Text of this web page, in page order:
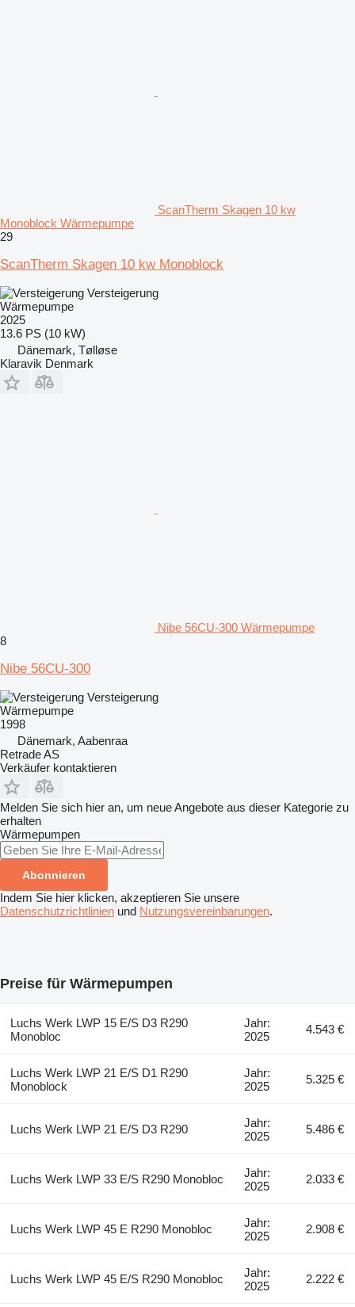
ScanTherm Skagen 10 kw
Monoblock Wärmepumpe
29
ScanTherm Skagen 10 kw Monoblock
Versteigerung
Wärmepumpe
2025
13.6 PS (10 kW)
Dänemark, Tølløse
Klaravik Denmark
Nibe 56CU-300 Wärmepumpe
8
Nibe 56CU-300
Versteigerung
Wärmepumpe
1998
Dänemark, Aabenraa
Retrade AS
Verkäufer kontaktieren
Melden Sie sich hier an, um neue Angebote aus dieser Kategorie zu
erhalten
Wärmepumpen
Abonnieren
Indem Sie hier klicken, akzeptieren Sie unsere
Datenschutzrichtlinien und Nutzungsvereinbarungen.
Preise für Wärmepumpen
Luchs Werk LWP 15 E/S D3 R290
Monobloc
Jahr:
2025
4.543 €
Luchs Werk LWP 21 E/S D1 R290
Monoblock
Jahr:
2025
5.325 €
Luchs Werk LWP 21 E/S D3 R290
Jahr:
2025
5.486 €
Luchs Werk LWP 33 E/S R290 Monobloc
Jahr:
2025
2.033 €
Luchs Werk LWP 45 E R290 Monobloc
Jahr:
2025
2.908 €
Luchs Werk LWP 45 E/S R290 Monobloc
Jahr:
2025
2.222 €